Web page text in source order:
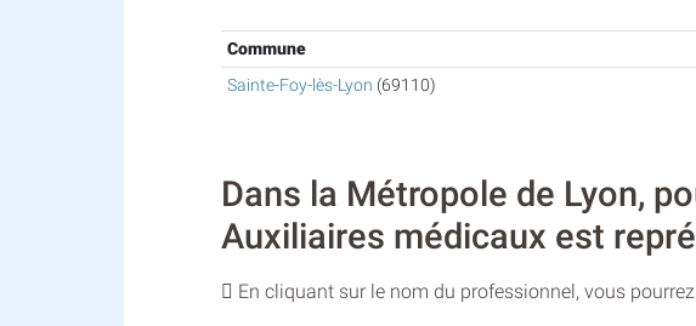
Commune
Sainte-Foy-lès-Lyon (69110)
Dans la Métropole de Lyon,
Auxiliaires médicaux est
En cliquant sur le nom du professionnel, vous